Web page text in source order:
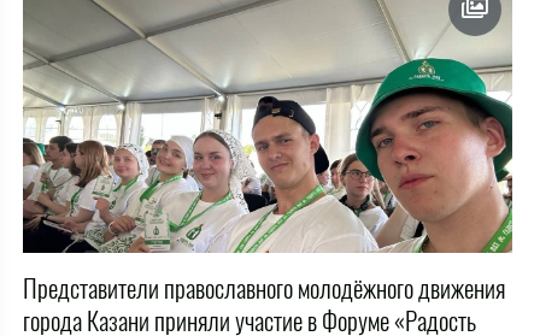
Представители православного молодёжного движения
города Казани приняли участие в Форуме «Радость